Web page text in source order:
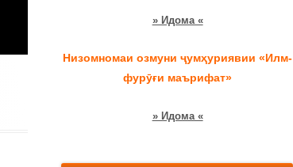
» Идома «
Низомномаи озмуни ҷумҳуриявии «Илм-
фурӯғи маърифат»
» Идома «